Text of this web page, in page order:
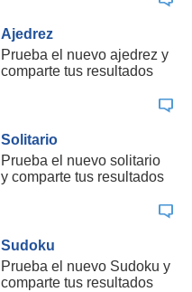
Ajedrez
Prueba el nuevo ajedrez y
comparte tus resultados
Solitario
Prueba el nuevo solitario
y comparte tus resultados
Sudoku
Prueba el nuevo Sudoku y
comparte tus resultados